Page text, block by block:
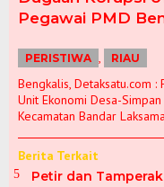
Pegawai PMD
PERISTIWA , RIAU
Bengkalis, Detaksatu.com
Unit Ekonomi Desa-
Kecamatan Bandar
Berita Terkait
Petir dan